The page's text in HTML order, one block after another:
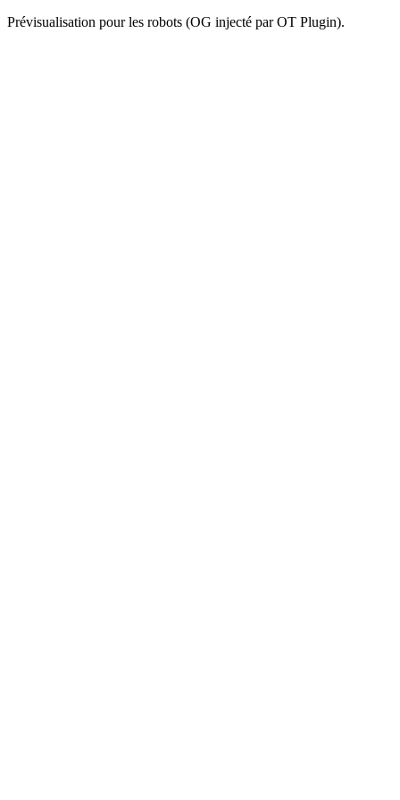
Prévisualisation pour les robots (OG injecté par OT Plugin).